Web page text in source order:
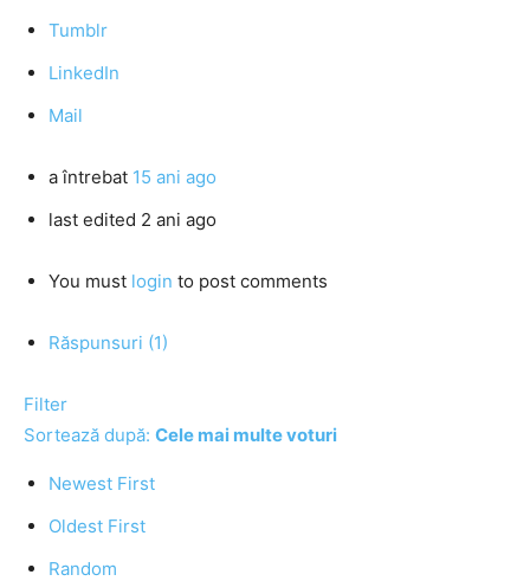
Tumblr
LinkedIn
Mail
a întrebat 15 ani ago
last edited 2 ani ago
You must login to post comments
Răspunsuri (1)
Filter
Sortează după: Cele mai multe voturi
Newest First
Oldest First
Random